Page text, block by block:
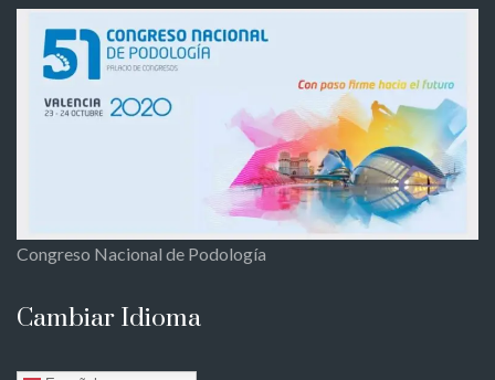
Congreso Nacional de Podología
Cambiar Idioma